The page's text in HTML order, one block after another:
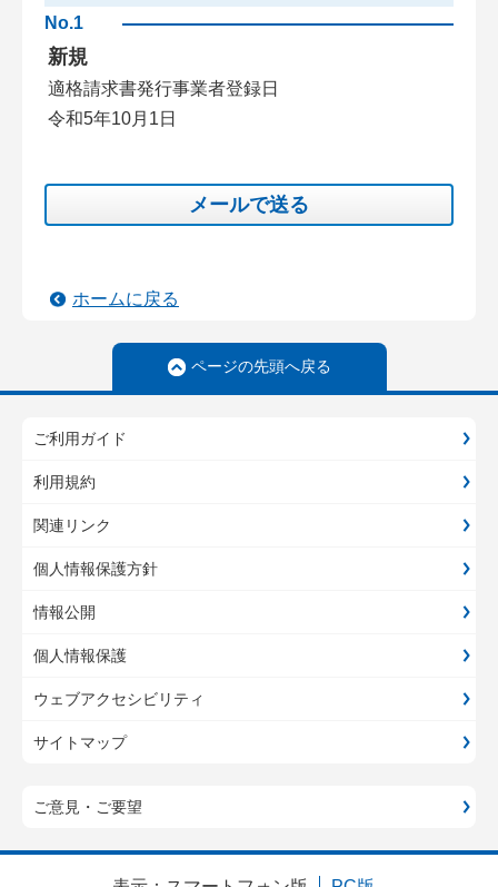
No.1
新規
適格請求書発行事業者登録日
令和5年10月1日
メールで送る
ホームに戻る
ページの先頭へ戻る
ご利用ガイド
利用規約
関連リンク
個人情報保護方針
情報公開
個人情報保護
ウェブアクセシビリティ
サイトマップ
ご意見・ご要望